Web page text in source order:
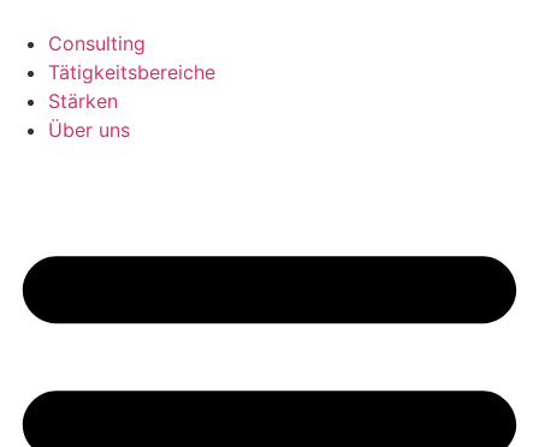
Consulting
Tätigkeitsbereiche
Stärken
Über uns